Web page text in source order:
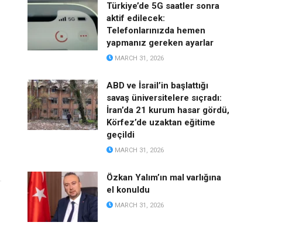
Türkiye’de 5G saatler sonra
aktif edilecek:
Telefonlarınızda hemen
yapmanız gereken ayarlar
MARCH 31, 2026
ABD ve İsrail’in başlattığı
savaş üniversitelere sıçradı:
İran’da 21 kurum hasar gördü,
Körfez’de uzaktan eğitime
geçildi
MARCH 31, 2026
Özkan Yalım’ın mal varlığına
el konuldu
MARCH 31, 2026